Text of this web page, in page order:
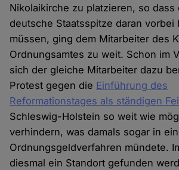
Nikolaikirche zu platzieren, so dass
deutsche Staatsspitze daran vorbei
müssen, ging dem Mitarbeiter des
Ordnungsamtes zu weit. Schon im
sich der gleiche Mitarbeiter dazu
Protest gegen die Einführung des
Reformationstages als ständigen
Schleswig-Holstein so weit wie
verhindern, was damals sogar in ein
Ordnungsgeldverfahren mündete.
diesmal ein Standort gefunden